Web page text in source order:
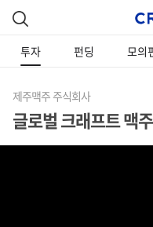
투자 펀딩 모의
제주맥주 주식회사
글로벌 크래프트 맥